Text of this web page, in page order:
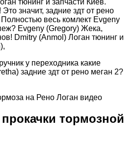
тюнинг и запчасти Киев.
значит, задние здт от рено
весь комлект Evgeny
Evgeny (Gregory) Жека,
Dmitry (Anmol) Логан тюнинг и
у переходника какие
задние здт от рено меган 2?
на Рено Логан видео
тормозной